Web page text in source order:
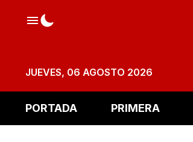
JUEVES, 06 AGOSTO 2026
PORTADA PRIMERA